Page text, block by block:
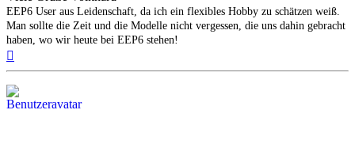
EEP6 User aus Leidenschaft, da ich ein flexibles Hobby zu schätzen weiß.
Man sollte die Zeit und die Modelle nicht vergessen, die uns dahin gebracht
haben, wo wir heute bei EEP6 stehen!